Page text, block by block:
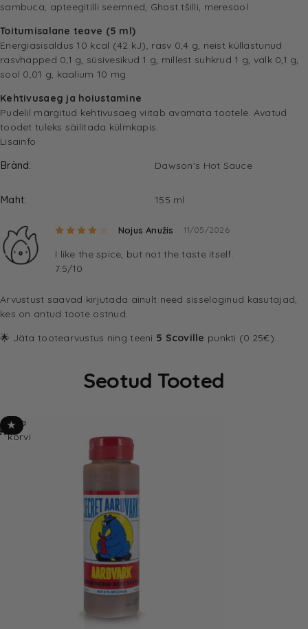
sambuca, apteegitilli seemned, Ghost tšilli, meresool.
Toitumisalane teave (5 ml)
Energiasisaldus 10 kcal (42 kJ), rasv 0,4 g, neist küllastunud
rasvhapped 0,1 g, süsivesikud 1 g, millest suhkrud 1 g, valk 0,1 g,
sool 0,01 g, kaalium 10 mg.
Kehtivusaeg ja hoiustamine
Pudelil märgitud kehtivusaeg viitab avamata tootele. Avatud
toodet tuleks säilitada külmkapis.
Lisainfo
Bränd
Dawson's Hot Sauce
Maht 155 ml
Hinnanguga4/ 5
Nojus Anužis 11/05/2026
I like the spice, but not the taste itself.
7.5/10
Arvustust saavad kirjutada ainult need sisseloginud kasutajad,
kes on antud toote ostnud.
🌟 Jäta tootearvustus ning teeni 5 Scoville punkti (0.25€).
Seotud Tooted
★
Lisa
korvi